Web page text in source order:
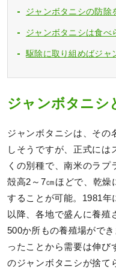
ジャンボタニシの防除
ジャンボタニシは食べ
駆除に取り組めばジャ
ジャンボタニシ
ジャンボタニシは、その
しそうですが、正式には
くの別種で、南米のラ
殻高2～7㎝ほどで、乾燥
することが可能。1981年
以降、各地で盛んに養殖
500か所もの養殖場がで
ったことから需要は伸び
のジャンボタニシが捨て